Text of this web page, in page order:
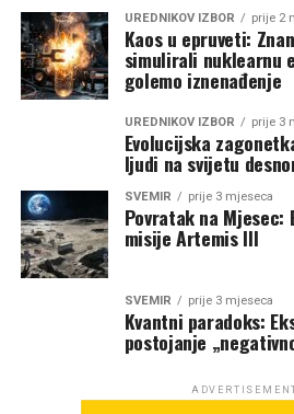
UREDNIKOV IZBOR prije 2
Kaos u epruveti:
simulirali nuklearnu
golemo iznenađenje
UREDNIKOV IZBOR prije 3
Evolucijska
ljudi na svijetu
SVEMIR prije 3 mjeseca
Povratak na
misije Artemis III
SVEMIR prije 3 mjeseca
Kvantni paradoks:
postojanje